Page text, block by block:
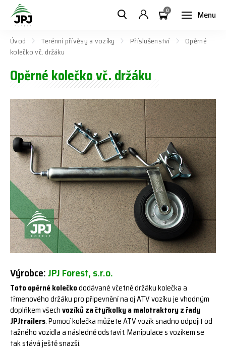
Menu
0
Úvod Terénní přívěsy a vozíky Příslušenství
Opěrné
kolečko vč. držáku
Opěrné kolečko vč. držáku
Výrobce:JPJ Forest, s.r.o.
Toto opěrné kolečkododávané včetně držáku kolečka a
třmenového držáku pro připevnění na oj ATV vozíku je vhodným
doplňkem všechvozíků za čtyřkolky a malotraktory z řady
JPJtrailers. Pomocí kolečka můžete ATV vozík snadno odpojit od
tažného vozidla a následně odstavit. Manipulace s vozíkem se
tak stává ještě snazší.